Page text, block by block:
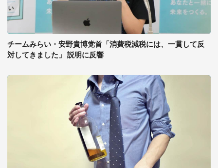
チームみらい・安野貴博党首「消費税減税には、一貫して反
対してきました」 説明に反響